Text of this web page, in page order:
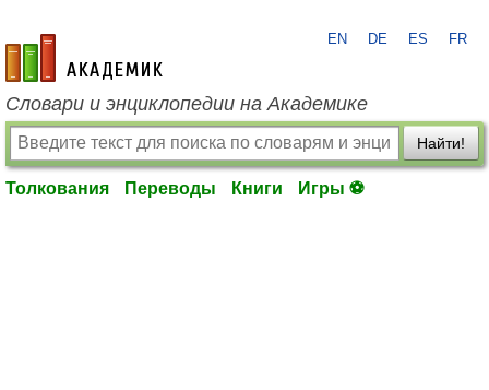
academic.ru
EN DE ES FR
Словари и энциклопедии на Академике
Найти!
Толкования Переводы Книги Игры ⚽